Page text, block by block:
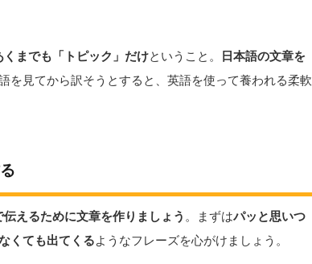
くまでも「トピック」だけということ。
日本語の文章を
を見てから訳そうとすると、英語を使って養われる柔軟
えるために文章を作りましょう 。まずはパッと思いつ
くても出てくるようなフレーズを心がけましょう。